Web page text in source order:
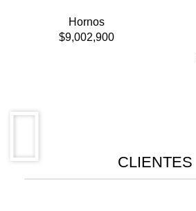
Hornos
$9,002,900
CLIENTES